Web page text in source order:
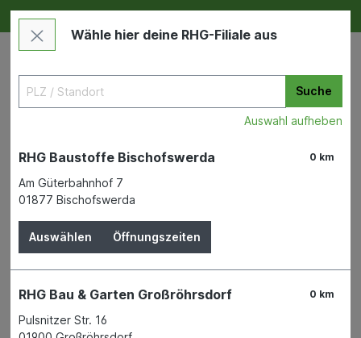
Deine RHG NEU ERLEBEN
Maurerwerkzeug
Berner Putzkelle Edelstahl
140 mm mit Schwanenh.
Wähle hier deine RHG-Filiale aus
Suche
Auswahl aufheben
0 km
RHG Baustoffe Bischofswerda
Am Güterbahnhof 7
01877 Bischofswerda
Auswählen Öffnungszeiten
0 km
RHG Bau & Garten Großröhrsdorf
Pulsnitzer Str. 16